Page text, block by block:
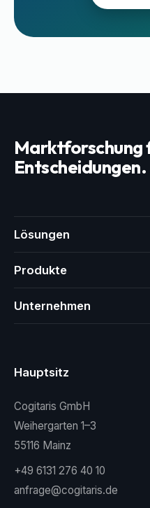
Marktforschung
Entscheidungen.
Lösungen
Produkte
Unternehmen
Hauptsitz
Cogitaris GmbH
Weihergarten 1–3
55116 Mainz
+49 6131 276 40 10
anfrage@cogitaris.de